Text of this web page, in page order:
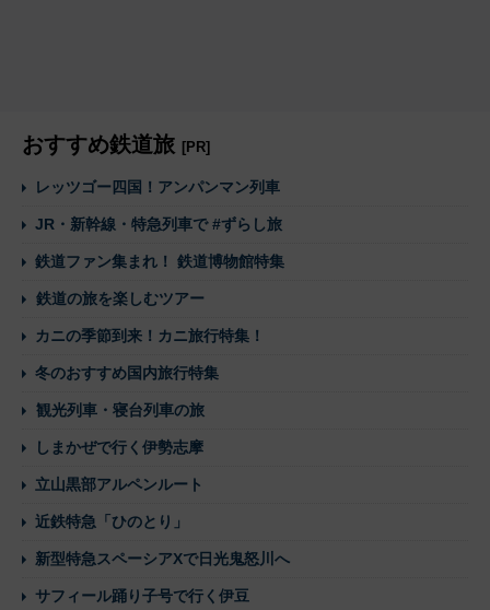
おすすめ鉄道旅 [PR]
レッツゴー四国！アンパンマン列車
JR・新幹線・特急列車で #ずらし旅
鉄道ファン集まれ！ 鉄道博物館特集
鉄道の旅を楽しむツアー
カニの季節到来！カニ旅行特集！
冬のおすすめ国内旅行特集
観光列車・寝台列車の旅
しまかぜで行く伊勢志摩
立山黒部アルペンルート
近鉄特急「ひのとり」
新型特急スペーシアXで日光鬼怒川へ
サフィール踊り子号で行く伊豆